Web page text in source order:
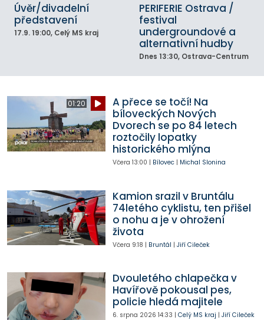
Úvěr/divadelní
představení
17.9. 19:00, Celý MS kraj
PERIFERIE Ostrava /
festival
undergroundové a
alternativní hudby
Dnes 13:30, Ostrava-Centrum
01:20
A přece se točí! Na
bíloveckých Nových
Dvorech se po 84 letech
roztočily lopatky
historického mlýna
Včera 13:00 | Bílovec| Michal Slonina
Kamion srazil v Bruntálu
74letého cyklistu, ten přišel
o nohu a je v ohrožení
života
Včera 9:18 | Bruntál | Jiří Cileček
Dvouletého chlapečka v
Havířově pokousal pes,
policie hledá majitele
6. srpna 2026 14:33 | Celý MS kraj | Jiří Cileček